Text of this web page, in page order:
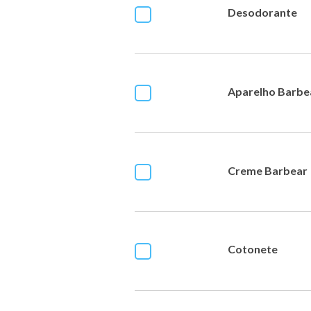
Desodorante
Aparelho
Creme Barbear
Cotonete